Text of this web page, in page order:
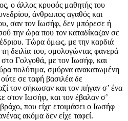
ο άλλος κρυφός μαθητής του
άνθρωπος αγαθός και
σαν τον Ιωσήφ, δεν μπόρεσε ή
την ώρα που τον καταδίκαζαν σε
Τώρα όμως, με την καρδιά
δειλία του, ομολογώντας φανερά
στο Γολγοθά, με τον Ιωσήφ, και
πολύτιμα, σμύρνα ανακατωμένη
σε ταφή βασιλέα δε
τον σήκωσαν και τον πήγαν σ’ ένα
στον Ιωσήφ, και τον έβαλαν σ’
που είχε ετοιμάσει ο Ιωσήφ
ακόμα δεν είχε ταφεί.